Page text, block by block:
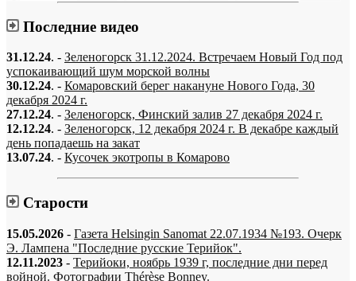
Последние видео
31.12.24. - Зеленогорск 31.12.2024. Встречаем Новый Год под
успокаивающий шум морской волны
30.12.24. - Комаровский берег накануне Нового Года, 30
декабря 2024 г.
27.12.24. - Зеленогорск, Финский залив 27 декабря 2024 г.
12.12.24. - Зеленогорск, 12 декабря 2024 г. В декабре каждый
день попадаешь на закат
13.07.24. - Кусочек экотропы в Комарово
Старости
15.05.2026 - Газета Helsingin Sanomat 22.07.1934 №193. Очерк
Э. Лампена "Последние русские Терийок".
12.11.2023 - Терийоки, ноябрь 1939 г, последние дни перед
войной. Фотографии Thérèse Bonney.